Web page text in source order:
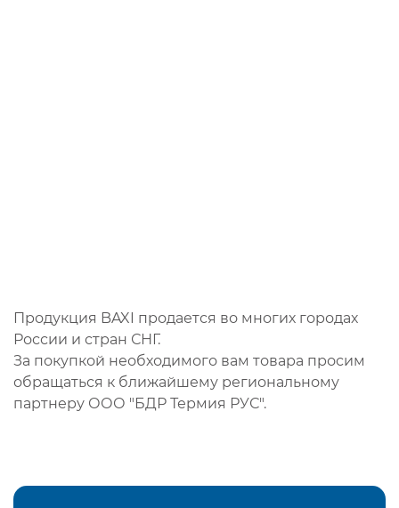
Продукция BAXI продается во многих городах
России и стран СНГ.
За покупкой необходимого вам товара просим
обращаться к ближайшему региональному
партнеру ООО "БДР Термия РУС".